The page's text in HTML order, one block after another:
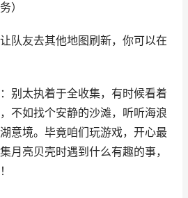
）
队友去其他地图刷新，你可以在
别太执着于全收集，有时候看着
不如找个安静的沙滩，听听海浪
意境。毕竟咱们玩游戏，开心最
月亮贝壳时遇到什么有趣的事，